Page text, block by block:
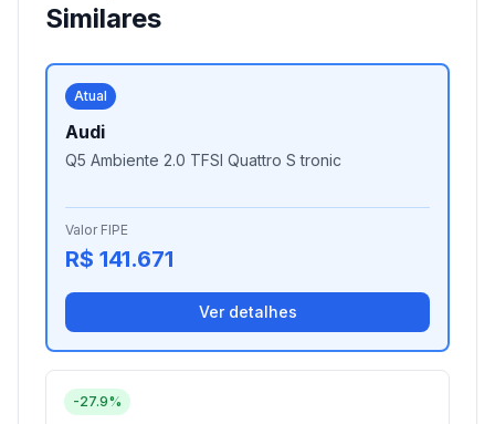
Similares
Atual
Audi
Q5 Ambiente 2.0 TFSI Quattro S tronic
Valor FIPE
R$ 141.671
Ver detalhes
-27.9%